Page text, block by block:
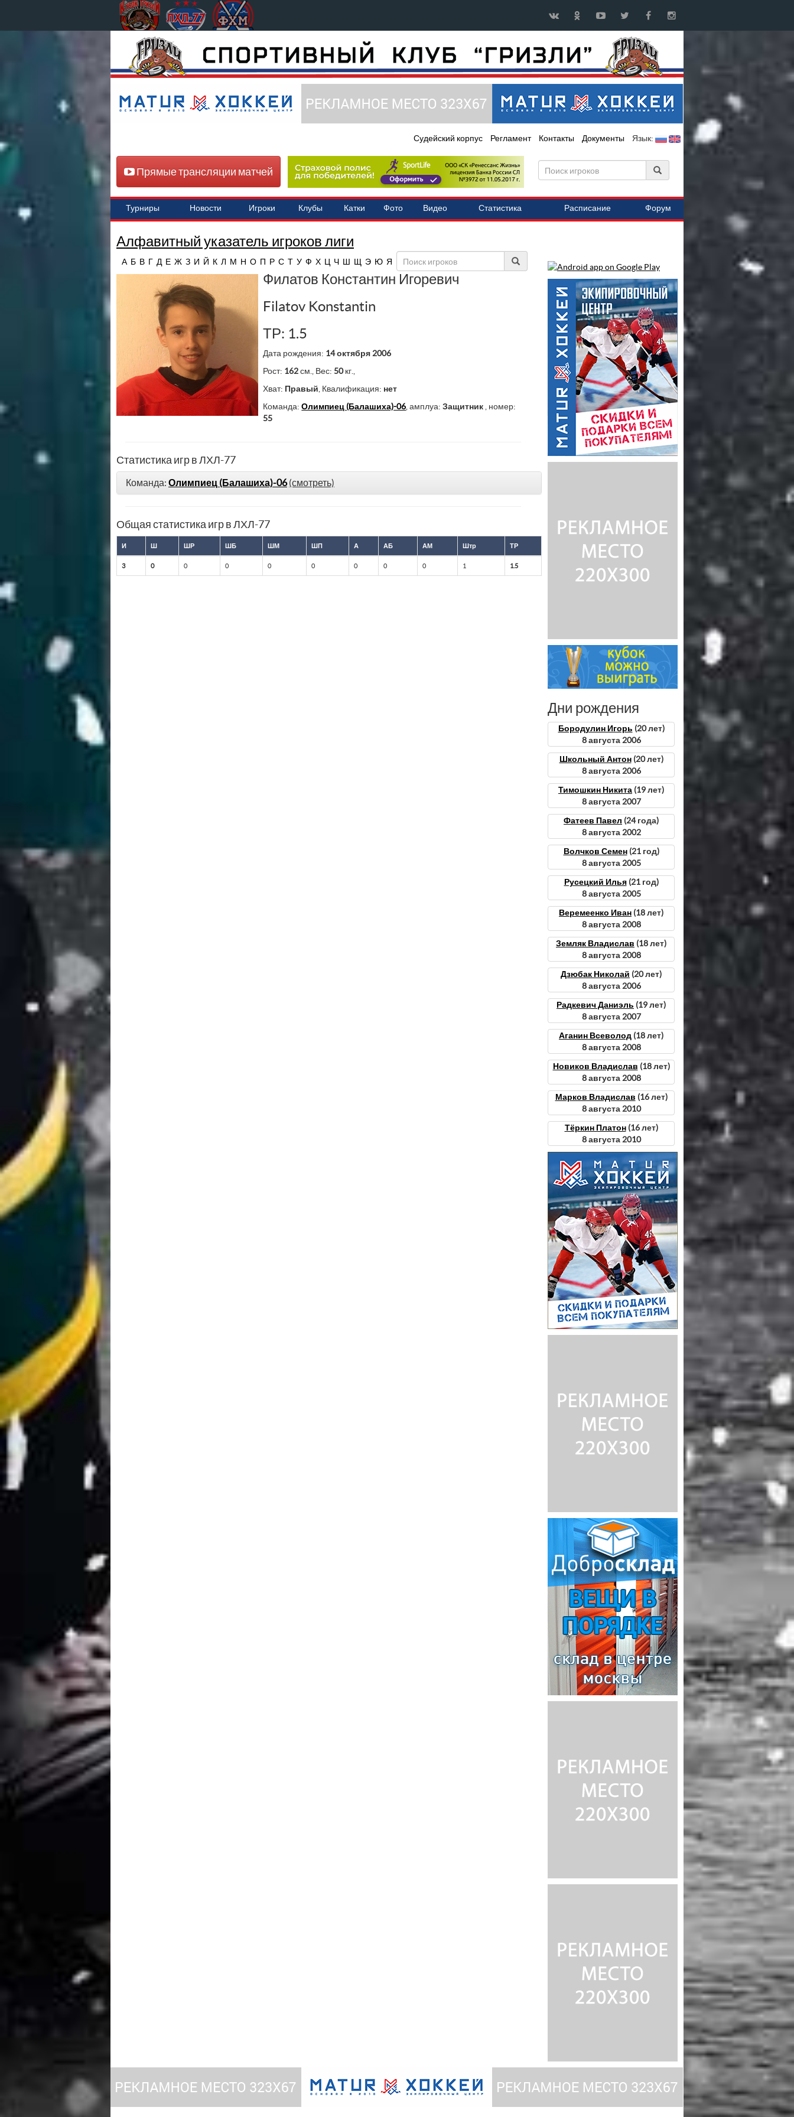
Судейский корпус Регламент Контакты Документы Язык:
Прямые трансляции матчей
Турниры Новости Игроки Клубы Катки Фото Видео Статистика Расписание Форум
Алфавитный указатель игроков лиги
А Б В Г Д Е Ж З И Й К Л М Н О П Р С Т У Ф Х Ц Ч Ш Щ Э Ю Я
Филатов Константин Игоревич
Filatov Konstantin
ТР: 1.5
Дата рождения: 14 октября 2006
Рост: 162см., Вес:50кг.,
Хват: Правый , Квалификация: нет
Команда:Олимпиец (Балашиха)-06 , амплуа:Защитник , номер:
55
Статистика игр в ЛХЛ-77
Команда: Олимпиец (Балашиха)-06 (смотреть)
Общая статистика игр в ЛХЛ-77
И Ш ШР ШБ ШМ ШП А АБ АМ Штр ТР
3 0 0 0 0 0 0 0 0 1 1.5
Дни рождения
Бородулин Игорь (20 лет)
8 августа 2006
Школьный Антон(20 лет)
8 августа 2006
Тимошкин Никита (19 лет)
8 августа 2007
Фатеев Павел (24 года)
8 августа 2002
Волчков Семен(21 год)
8 августа 2005
Русецкий Илья(21 год)
8 августа 2005
Веремеенко Иван (18 лет)
8 августа 2008
Земляк Владислав (18 лет)
8 августа 2008
Дзюбак Николай (20 лет)
8 августа 2006
Радкевич Даниэль (19 лет)
8 августа 2007
Аганин Всеволод (18 лет)
8 августа 2008
Новиков Владислав (18 лет)
8 августа 2008
Марков Владислав (16 лет)
8 августа 2010
Тёркин Платон(16 лет)
8 августа 2010